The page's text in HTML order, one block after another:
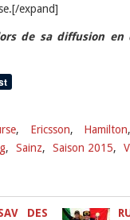
expand]
de sa diffusion
, Ericsson, Hamilton
, Sainz, Saison 2015,
DES